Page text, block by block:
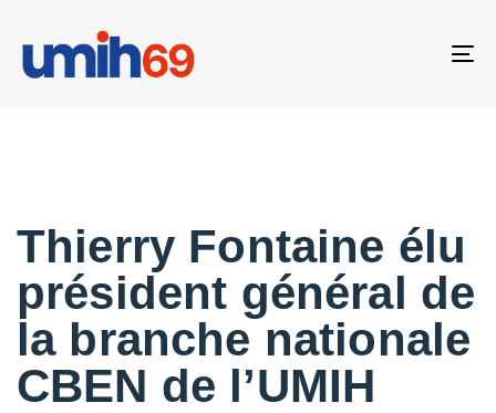
Thierry Fontaine élu
président général de
la branche nationale
CBEN de l’UMIH